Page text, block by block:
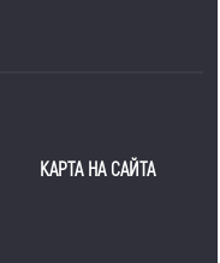
КАРТА НА САЙТА